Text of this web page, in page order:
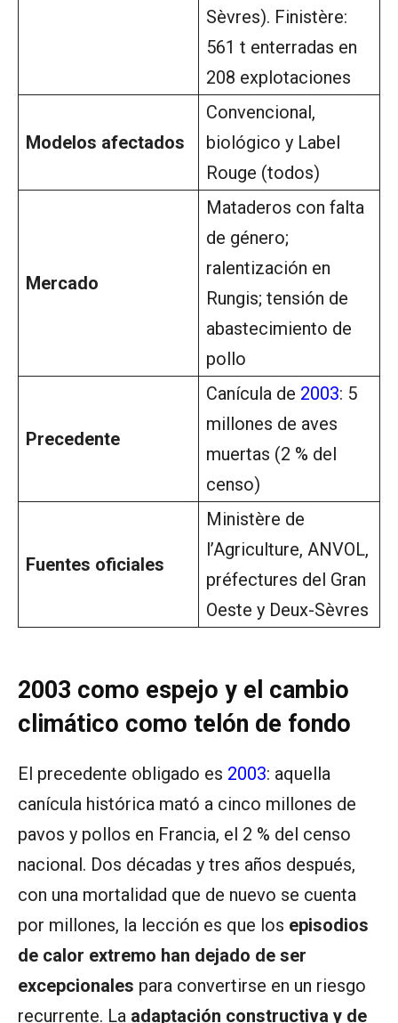
Sèvres). Finistère:
561 t enterradas en
208 explotaciones
Modelos afectados
Convencional,
biológico y Label
Rouge (todos)
Mercado
Mataderos con falta
de género;
ralentización en
Rungis; tensión de
abastecimiento de
pollo
Precedente
Canícula de 2003: 5
millones de aves
muertas (2 % del
censo)
Fuentes oficiales
Ministère de
l’Agriculture, ANVOL,
préfectures del Gran
Oeste y Deux-Sèvres
2003 como espejo y el cambio
climático como telón de fondo
El precedente obligado es 2003: aquella
canícula histórica mató a cinco millones de
pavos y pollos en Francia, el 2 % del censo
nacional. Dos décadas y tres años después,
con una mortalidad que de nuevo se cuenta
por millones, la lección es que los episodios
de calor extremo han dejado de ser
excepcionales para convertirse en un riesgo
recurrente. La adaptación constructiva y de